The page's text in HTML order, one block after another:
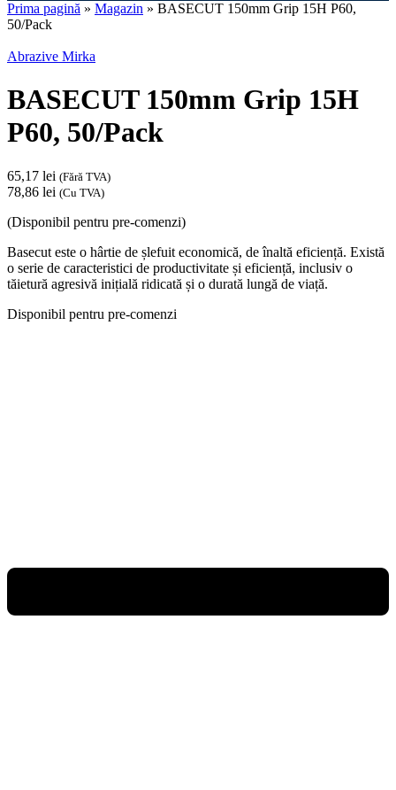
Prima pagină » Magazin » BASECUT 150mm Grip 15H P60,
50/Pack
Abrazive Mirka
BASECUT 150mm Grip 15H
P60, 50/Pack
65,17 lei (Fără TVA)
78,86 lei (Cu TVA)
(Disponibil pentru pre-comenzi)
Basecut este o hârtie de șlefuit economică, de înaltă eficiență. Există
o serie de caracteristici de productivitate și eficiență, inclusiv o
tăietură agresivă inițială ridicată și o durată lungă de viață.
Disponibil pentru pre-comenzi